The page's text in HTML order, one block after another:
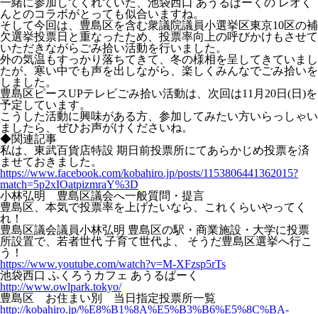
一緒に参加してくれていた、池袋西口 あうるぱーくの レオく
んとのコラボがとっても似合いますね。
そして今回は、豊島区を含む衆議院議員小選挙区東京10区の補
欠選挙投票日と重なったため、投票率向上の呼びかけもさせて
いただきながらごみ拾い活動を行いました。
外の気温もすっかり落ちてきて、冬の様相を呈してきていまし
たが、寒い中でも声を出しながら、楽しくみんなでごみ拾いを
しました。
豊島区ピースUPテレビごみ拾い活動は、次回は11月20日(日)を
予定しています。
こうした活動に興味がある方、参加してみたい方いらっしゃい
ましたら、ぜひお声がけくださいね。
◆関連記事
私は、東武百貨店特設 期日前投票所にてあらかじめ投票を済
ませておきました。
https://www.facebook.com/kobahiro.jp/posts/1153806441362015?
match=5p2xIOatpizmraY%3D
小林弘明 豊島区議会へ一般質問・提言
豊島区、本気で投票率を上げたいなら、これくらいやってく
れ！
豊島区議会議員小林弘明 豊島区の駅・商業施設・大学に投票
所設置で、若者世代 子育て世代よ、 そうだ豊島区選挙へ行こ
う！
https://www.youtube.com/watch?v=M-XFzsp5rTs
池袋西口 ふくろうカフェ あうるぱーく
http://www.owlpark.tokyo/
豊島区 お住まい別 当日指定投票所一覧
http://kobahiro.jp/%E8%B1%8A%E5%B3%B6%E5%8C%BA-